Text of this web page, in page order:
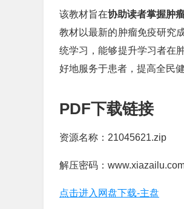
该教材旨在协助读者掌握肿
教材以最新的肿瘤免疫研究
统学习，能够提升学习者在
好地服务于患者，提高全民健
PDF下载链接
资源名称：21045621.zip
解压密码：
点击进入网盘下载-主盘